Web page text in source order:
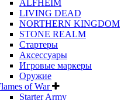
ALFHEIM
LIVING DEAD
NORTHERN KINGDOM
STONE REALM
Стартеры
Аксессуары
Игровые маркеры
Оружие
of War
Starter Army